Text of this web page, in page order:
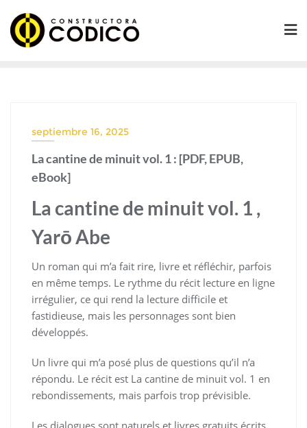
contenido
septiembre 16, 2025
La cantine de minuit vol. 1 : [PDF, EPUB,
eBook]
La cantine de minuit vol. 1 ,
Yarō Abe
Un roman qui m’a fait rire, livre et réfléchir, parfois
en même temps. Le rythme du récit lecture en ligne
irrégulier, ce qui rend la lecture difficile et
fastidieuse, mais les personnages sont bien
développés.
Un livre qui m’a posé plus de questions qu’il n’a
répondu. Le récit est La cantine de minuit vol. 1 en
rebondissements, mais parfois trop prévisible.
Les dialogues sont naturels et livres gratuits écrits,